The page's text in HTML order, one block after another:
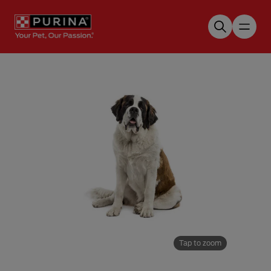
Tap to zoom